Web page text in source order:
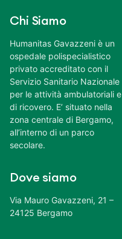
Chi Siamo
Humanitas Gavazzeni è un
ospedale polispecialistico
privato accreditato con il
Servizio Sanitario Nazionale
per le attività ambulatoriali e
di ricovero. E’ situato nella
zona centrale di Bergamo,
all’interno di un parco
secolare.
Dove siamo
Via Mauro Gavazzeni, 21 –
24125 Bergamo